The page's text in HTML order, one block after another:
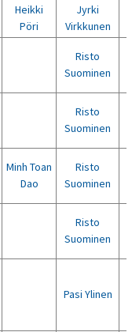
Heikki
Pöri
Jyrki
Virkkunen
Risto
Suominen
Risto
Suominen
Minh Toan
Dao
Risto
Suominen
Risto
Suominen
Pasi Ylinen